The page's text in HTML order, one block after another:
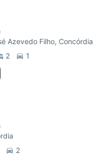
Azevedo Filho, Concórdia
2
1
2